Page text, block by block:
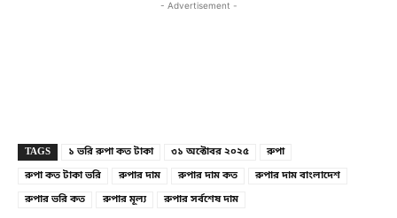
- Advertisement -
TAGS ১ ভরি রুপা কত টাকা ৩১ অক্টোবর ২০২৫
রুপা
রুপা কত টাকা ভরি
রুপার দাম রুপার দাম কত
রুপার দাম বাংলাদেশ
রুপার ভরি কত
রুপার মূল্য রুপার সর্বশেষ দাম